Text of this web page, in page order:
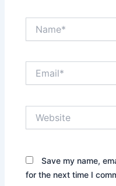
Save my name,
for the next time I